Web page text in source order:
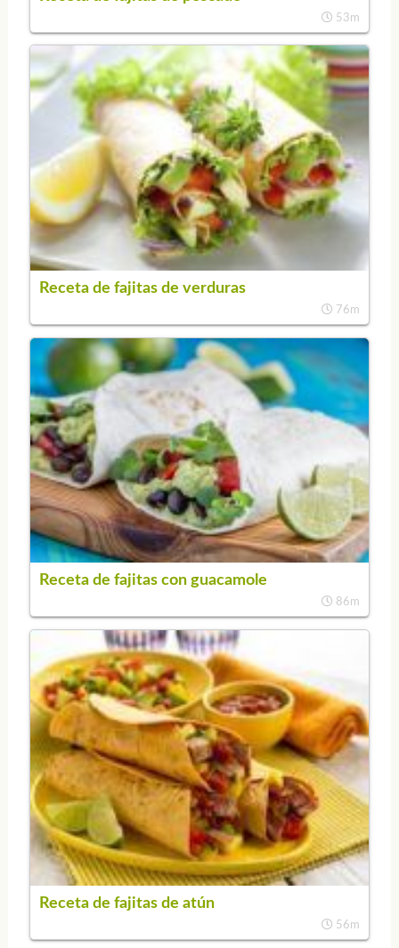
53m
Receta de fajitas de verduras
76m
Receta de fajitas con guacamole
86m
Receta de fajitas de atún
56m